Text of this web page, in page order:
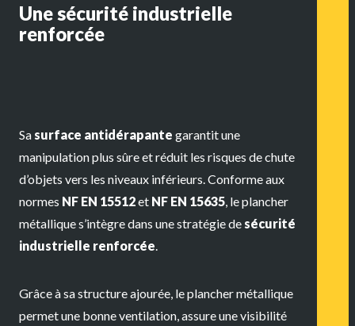
Une sécurité industrielle
renforcée
Sa surface antidérapante garantit une
manipulation plus sûre et réduit les risques de chute
d’objets vers les niveaux inférieurs. Conforme aux
normes NF EN 15512et NF EN 15635 , le plancher
métallique s’intègre dans une stratégie de sécurité
industrielle renforcée
Grâce à sa structure ajourée, le plancher métallique
permet une bonne ventilation, assure une visibilité